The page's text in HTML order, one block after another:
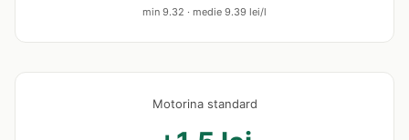
min 9.32 · medie 9.39 lei/l
Motorina standard